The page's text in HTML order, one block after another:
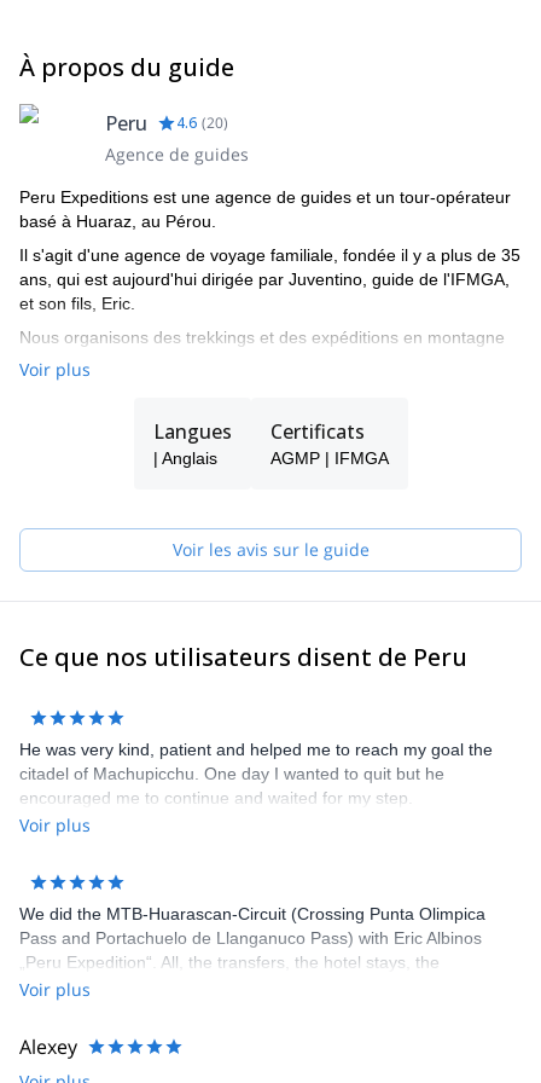
Transfert de l'aéroport pour les réservations de vols
Taxe de sortie à l'aéroport de Lima
Assurance bagages et programme d'annulation de voyage
Repas dans les restaurants à Lima et Huaraz
Transfert de l'aéroport de Lima à l'hôtel
Transport en bus public ou vol intérieur Compagnie aérienne
LC-Peru
Hôtel Casa Andina 2 nuits à Lima ou autre hôtel
Hôtel San Sebastián 4 nuits à Huaraz ou autre hôtel
Dépenses personnelles
sac de couchage, tapis, Goretex, etc.)
À propos du guide
Peru 4.6 (20)
Agence de guides
Peru Expeditions est une agence de guides et un tour-opérateur
basé à Huaraz, au Pérou.
Il s'agit d'une agence de voyage familiale, fondée il y a plus de 35
ans, qui est aujourd'hui dirigée par Juventino, guide de l'IFMGA,
et son fils, Eric.
Nous organisons des trekkings et des expéditions en montagne
dans la Cordillera Blanca, et dans tout le Pérou.
Voir plus
Langues
| Anglais
Certificats
AGMP | IFMGA
Voir les avis sur le guide
Ce que nos utilisateurs disent de Peru
He was very kind, patient and helped me to reach my goal the
citadel of Machupicchu. One day I wanted to quit but he
encouraged me to continue and waited for my step.
Voir plus
We did the MTB-Huarascan-Circuit (Crossing Punta Olimpica
Pass and Portachuelo de Llanganuco Pass) with Eric Albinos
„Peru Expedition“. All, the transfers, the hotel stays, the
acclimatization tours and the circuit itself, was well organized. Eric
Guide Joni is an excellent mountain bike-guide and good tailor
too if something is torn. The cook prepared delicious meals
Voir plus
Alexey